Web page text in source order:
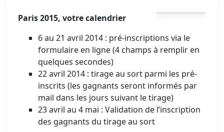
Paris 2015, votre calendrier
6 au 21 avril 2014 : pré-inscriptions via le
formulaire en ligne (4 champs à remplir en
quelques secondes)
22 avril 2014 : tirage au sort parmi les pré-
inscrits (les gagnants seront informés par
mail dans les jours suivant le tirage)
23 avril au 4 mai : Validation de l’inscription
des gagnants du tirage au sort